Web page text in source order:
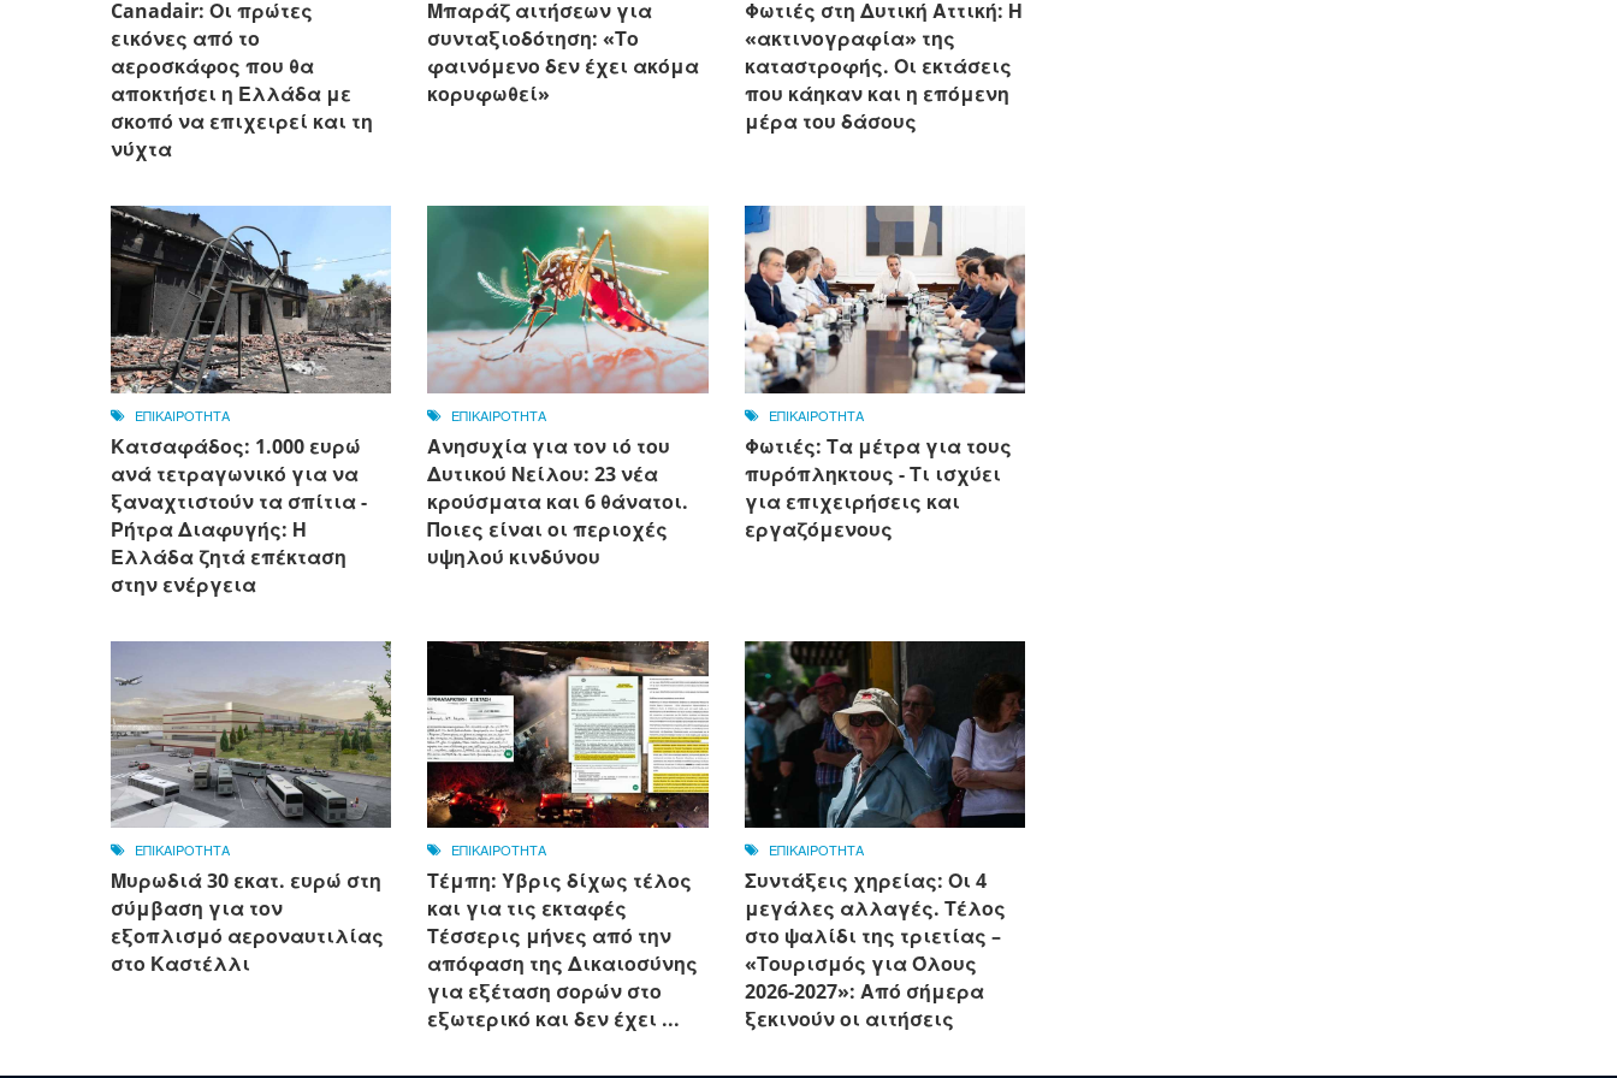
Canadair: Οι πρώτες
εικόνες από το
αεροσκάφος που θα
αποκτήσει η Ελλάδα με
σκοπό να επιχειρεί και τη
νύχτα
Μπαράζ αιτήσεων για
συνταξιοδότηση: «Το
φαινόμενο δεν έχει ακόμα
κορυφωθεί»
Φωτιές στη Δυτική Αττική: Η
«ακτινογραφία» της
καταστροφής. Οι εκτάσεις
που κάηκαν και η επόμενη
μέρα του δάσους
ΕΠΙΚΑΙΡΟΤΗΤΑ
Κατσαφάδος: 1.000 ευρώ
ανά τετραγωνικό για να
ξαναχτιστούν τα σπίτια -
Ρήτρα Διαφυγής: Η
Ελλάδα ζητά επέκταση
στην ενέργεια
ΕΠΙΚΑΙΡΟΤΗΤΑ
Ανησυχία για τον ιό του
Δυτικού Νείλου: 23 νέα
κρούσματα και 6 θάνατοι.
Ποιες είναι οι περιοχές
υψηλού κινδύνου
ΕΠΙΚΑΙΡΟΤΗΤΑ
Φωτιές: Τα μέτρα για τους
πυρόπληκτους - Τι ισχύει
για επιχειρήσεις και
εργαζόμενους
ΕΠΙΚΑΙΡΟΤΗΤΑ
Μυρωδιά 30 εκατ. ευρώ στη
σύμβαση για τον
εξοπλισμό αεροναυτιλίας
στο Καστέλλι
ΕΠΙΚΑΙΡΟΤΗΤΑ
Τέμπη: Ύβρις δίχως τέλος
και για τις εκταφές
Τέσσερις μήνες από την
απόφαση της Δικαιοσύνης
για εξέταση σορών στο
εξωτερικό και δεν έχει ...
ΕΠΙΚΑΙΡΟΤΗΤΑ
Συντάξεις χηρείας: Οι 4
μεγάλες αλλαγές. Τέλος
στο ψαλίδι της τριετίας –
«Τουρισμός για Όλους
2026-2027»: Από σήμερα
ξεκινούν οι αιτήσεις